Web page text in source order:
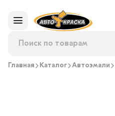
Главная Каталог Автоэмали